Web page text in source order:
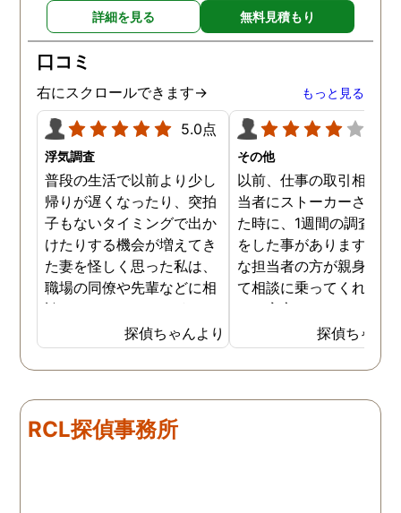
詳細を見る 無料見積もり
口コミ
右にスクロールできます→ もっと見る
5.0点
浮気調査
普段の生活で以前より少し
帰りが遅くなったり、突拍
子もないタイミングで出か
けたりする機会が増えてき
た妻を怪しく思った私は、
職場の同僚や先輩などに相
談していました。 そういっ
た相談の回答の一つに調査
を依頼することを勧めら
れ、私は一度相談してみま
に見積もりをもらったとこ
ろ、それほど財布への負担
探偵ちゃんより
その他
以前、仕事の取引相手の
当者にストーカーされて
た時に、1週間の調査依頼
をした事があります。親
な担当者の方が親身にな
て相談に乗ってくれたた
め、安心しました。同じ
うな被害に遭う可能性も
慮し、引越しましたので
もう大丈夫かと思います
探偵ちゃん
RCL探偵事務所